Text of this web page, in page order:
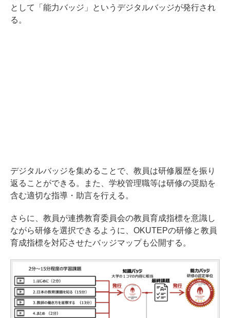
として「能力バッジ」というデジタルバッジが発行され
る。
デジタルバッジを集めることで、教員は研修履歴を振り
返ることができる。また、学校管理職等は研修の奨励を
含む適切な指導・助言を行える。
さらに、教員が連携教育委員会の教員育成指標を意識し
ながら研修を選択できるように、OKUTEPの研修と教員
育成指標を対応させたバッジマップも公開する。